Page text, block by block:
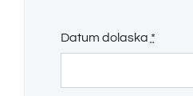
Datum dolaska *